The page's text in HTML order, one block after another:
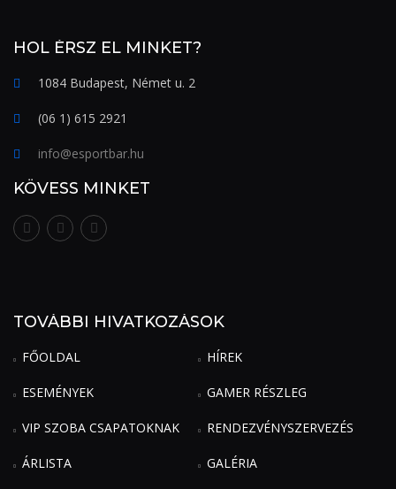
HOL ÉRSZ EL MINKET?
1084 Budapest, Német u. 2
(06 1) 615 2921
info@esportbar.hu
KÖVESS MINKET
TOVÁBBI HIVATKOZÁSOK
FŐOLDAL HÍREK
ESEMÉNYEK GAMER RÉSZLEG
VIP SZOBA CSAPATOKNAK RENDEZVÉNYSZERVEZÉS
ÁRLISTA GALÉRIA